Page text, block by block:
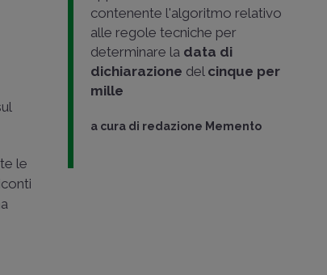
le
contenente l'algoritmo relativo
alle regole tecniche per
determinare la data di
dichiarazione del cinque per
mille
a cura di redazione Memento